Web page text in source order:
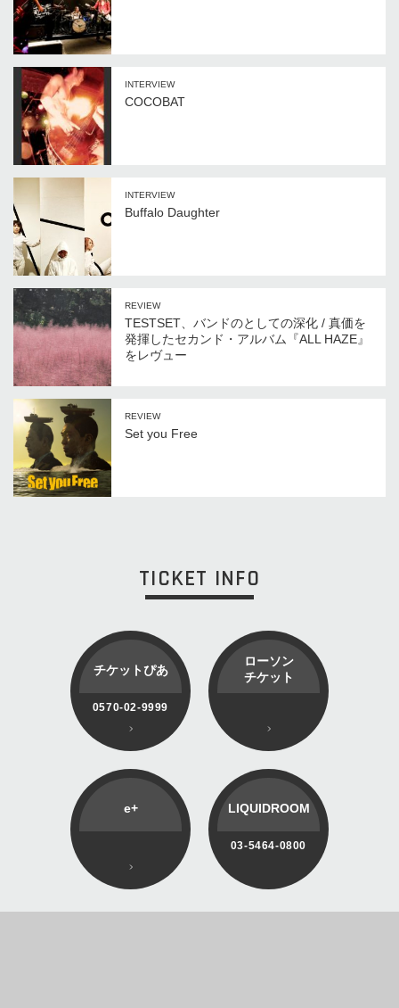
INTERVIEW
COCOBAT
INTERVIEW
Buffalo Daughter
REVIEW
TESTSET、バンドのとしての深化 / 真価を
発揮したセカンド・アルバム『ALL HAZE』
をレヴュー
REVIEW
Set you Free
TICKET INFO
チケットぴあ
0570-02-9999
ローソン
チケット
e+ LIQUIDROOM
03-5464-0800